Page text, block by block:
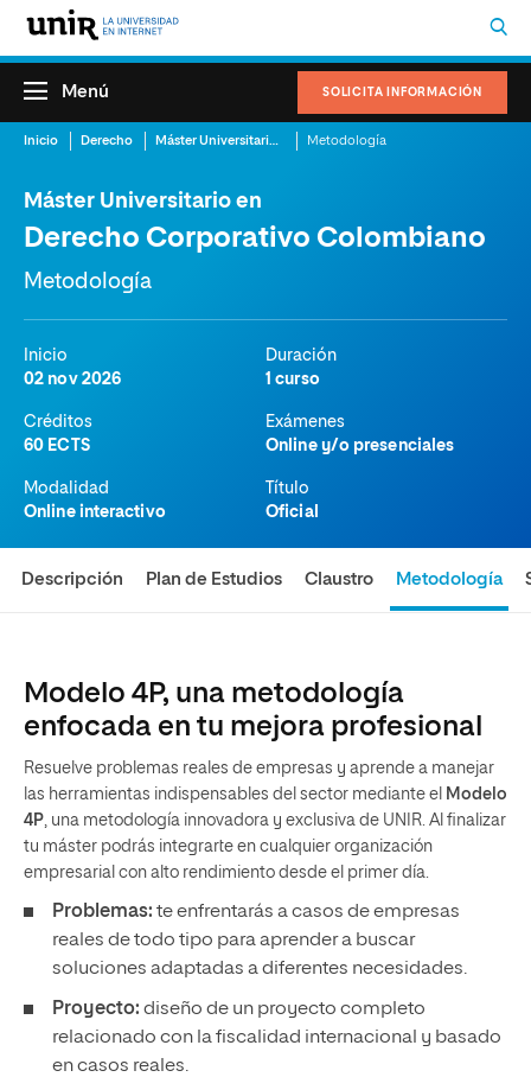
SOLICITA INFORMACIÓN
Menú
Inicio Derecho Máster Universitario en Derecho Corporativo Colombiano Metodología
Máster Universitario en
Derecho Corporativo Colombiano
Metodología
Inicio
02 nov 2026
Duración
1 curso
Créditos
60 ECTS
Exámenes
Online y/o presenciales
Modalidad
Online interactivo
Título
Oficial
Descripción Plan de Estudios Claustro Metodología
Modelo 4P, una metodología
enfocada en tu mejora profesional
Resuelve problemas reales de empresas y aprende a manejar
las herramientas indispensables del sector mediante el Modelo
4P, una metodología innovadora y exclusiva de UNIR. Al finalizar
tu máster podrás integrarte en cualquier organización
empresarial con alto rendimiento desde el primer día.
Problemas: te enfrentarás a casos de empresas
reales de todo tipo para aprender a buscar
soluciones adaptadas a diferentes necesidades.
Proyecto: diseño de un proyecto completo
relacionado con la fiscalidad internacional y basado
en casos reales.